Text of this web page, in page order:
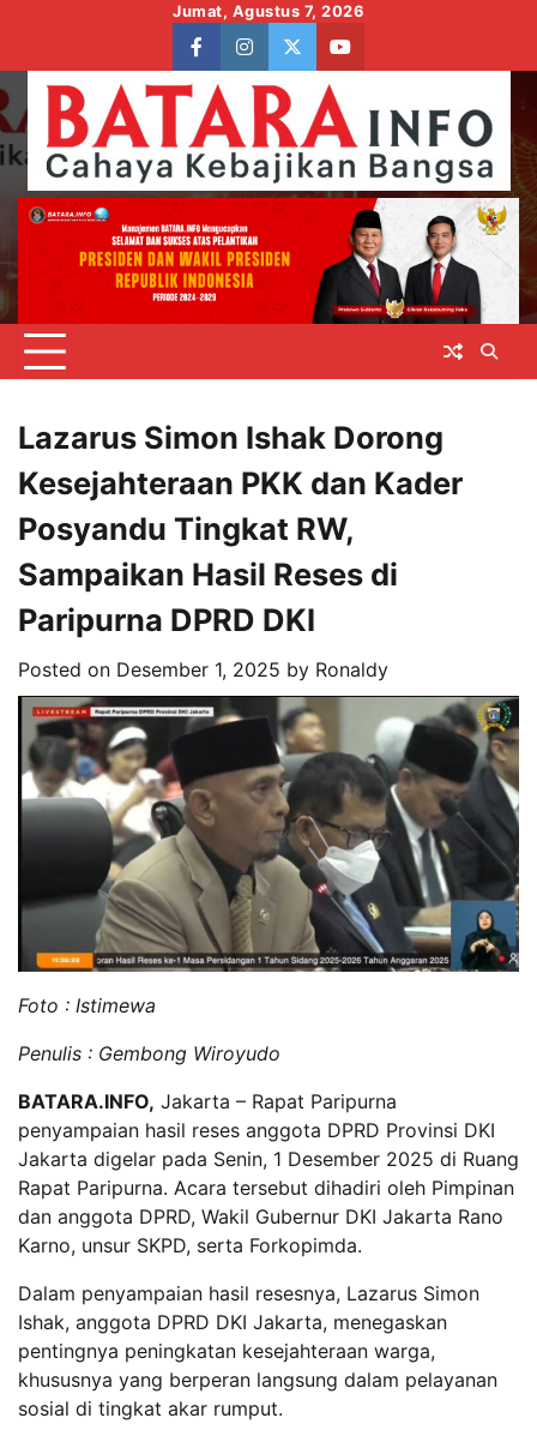
content
Jumat, Agustus 7, 2026
facebookinstagram
twitteryoutube
Lazarus Simon Ishak Dorong
Kesejahteraan PKK dan Kader
Posyandu Tingkat RW,
Sampaikan Hasil Reses di
Paripurna DPRD DKI
Posted on Desember 1, 2025 by Ronaldy
Foto : Istimewa
Penulis : Gembong Wiroyudo
BATARA.INFO, Jakarta – Rapat Paripurna
penyampaian hasil reses anggota DPRD Provinsi DKI
Jakarta digelar pada Senin, 1 Desember 2025 di Ruang
Rapat Paripurna. Acara tersebut dihadiri oleh Pimpinan
dan anggota DPRD, Wakil Gubernur DKI Jakarta Rano
Karno, unsur SKPD, serta Forkopimda.
Dalam penyampaian hasil resesnya, Lazarus Simon
Ishak, anggota DPRD DKI Jakarta, menegaskan
pentingnya peningkatan kesejahteraan warga,
khususnya yang berperan langsung dalam pelayanan
sosial di tingkat akar rumput.